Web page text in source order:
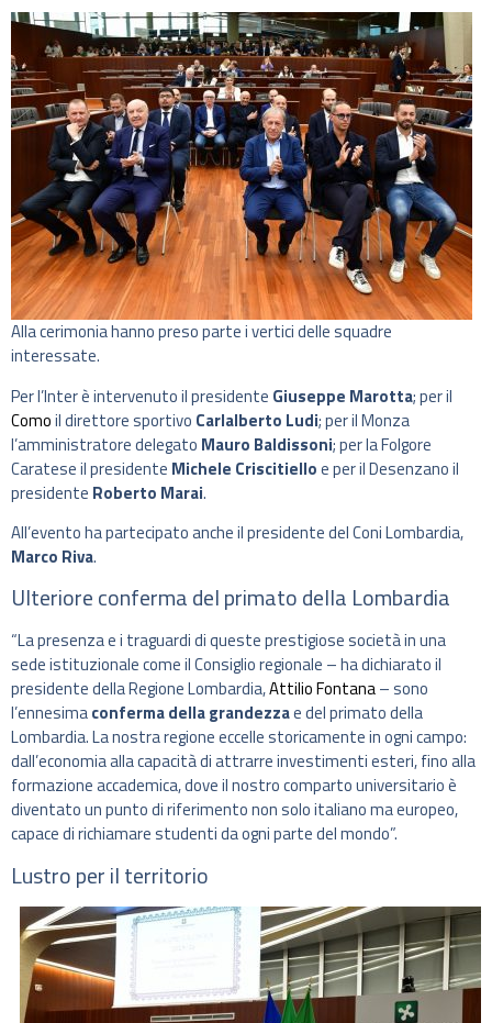
Alla cerimonia hanno preso parte i vertici delle squadre
interessate.
Per l’Inter è intervenuto il presidente Giuseppe Marotta; per il
Comoil direttore sportivo Carlalberto Ludi; per il Monza
l’amministratore delegato Mauro Baldissoni; per la Folgore
Caratese il presidente Michele Criscitielloe per il Desenzano il
presidente Roberto Marai.
All’evento ha partecipato anche il presidente del Coni Lombardia,
Marco Riva.
Ulteriore conferma del primato della Lombardia
“La presenza e i traguardi di queste prestigiose società in una
sede istituzionale come il Consiglio regionale – ha dichiarato il
presidente della Regione Lombardia,Attilio Fontana– sono
l’ennesimaconferma della grandezzae del primato della
Lombardia. La nostra regione eccelle storicamente in ogni campo:
dall’economia alla capacità di attrarre investimenti esteri, fino alla
formazione accademica, dove il nostro comparto universitario è
diventato un punto di riferimento non solo italiano ma europeo,
capace di richiamare studenti da ogni parte del mondo”.
Lustro per il territorio